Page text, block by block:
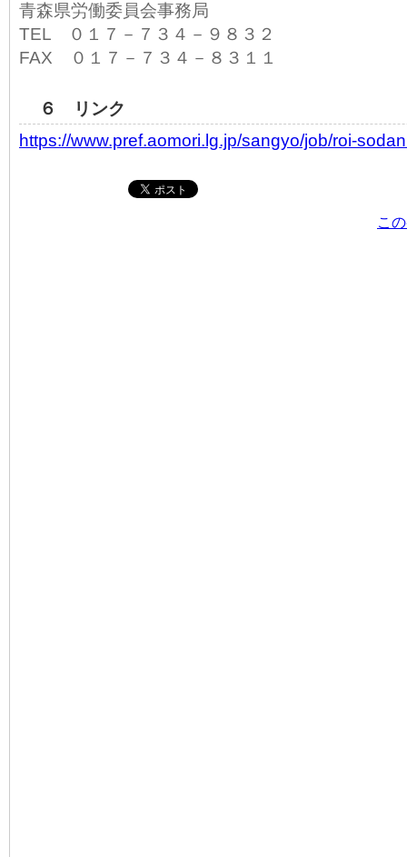
青森県労働委員会事務局
TEL ０１７－７３４－９８３２
FAX ０１７－７３４－８３１１
６ リンク
https://www.pref.aomori.lg.jp/sangyo/job/roi-
こ